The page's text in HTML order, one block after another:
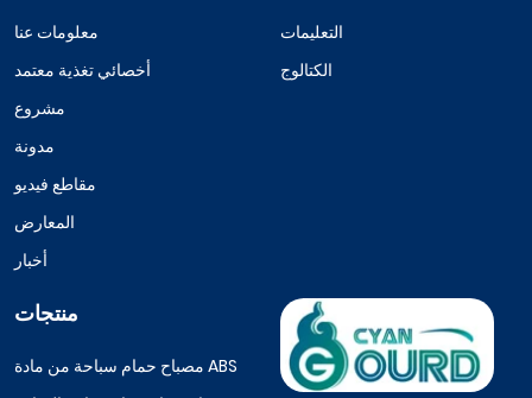
معلومات عنا
أخصائي تغذية معتمد
مشروع
مدونة
مقاطع فيديو
المعارض
أخبار
التعليمات
الكتالوج
منتجات
مصباح حمام سباحة من مادة ABS